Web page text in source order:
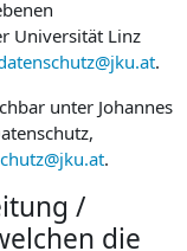
Universität Linz
.
unter Johannes
.
/
die